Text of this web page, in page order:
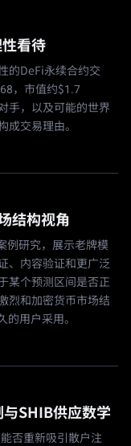
看待
的DeFi永续合约交
，市值约$1.7
手，以及可能的世界
成交易理由。
结构视角
例研究，展示老牌模
、内容验证和更广泛
某个预测区间是否正
烈和加密货币市场结
用户采用。
SHIB供应数学
否重新吸引散户注